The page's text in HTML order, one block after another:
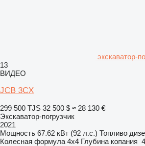
экскаватор-
13
ВИДЕО
JCB 3CX
299 500 TJS 32 500 $ ≈ 28 130 €
Экскаватор-погрузчик
2021
Мощность 67.62 кВт (92 л.с.) Топливо
Колесная формула 4x4 Глубина копания